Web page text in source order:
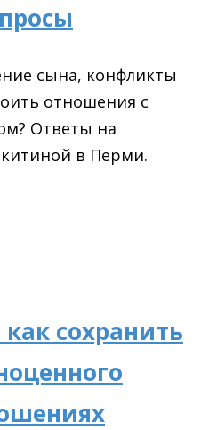
сына, конфликты
отношения с
Ответы на
в Перми.
сохранить